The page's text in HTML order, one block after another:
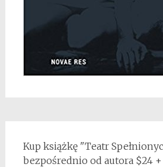
Kup książkę "Teatr
bezpośrednio od autora $24